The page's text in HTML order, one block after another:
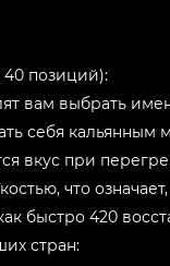
позиций):
вам выбрать
себя
вкус при
что
быстро 420
стран: